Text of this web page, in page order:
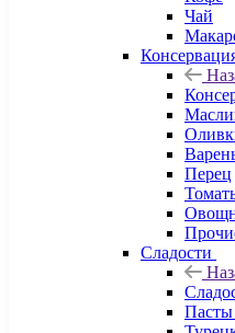
Чай
Перец
Сладости